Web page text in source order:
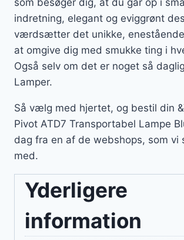
som besøger dig, at du går op i
indretning, elegant og eviggrønt
værdsætter det unikke,
at omgive dig med smukke ting i
Også selv om det er noget så
Lamper.
Så vælg med hjertet, og bestil din
Pivot ATD7 Transportabel Lampe
dag fra en af de webshops, som vi
med.
Yderligere
information